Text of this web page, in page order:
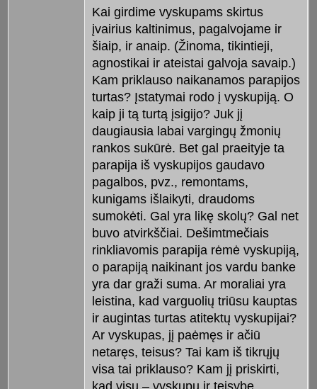
Kai girdime vyskupams skirtus
įvairius kaltinimus, pagalvojame ir
šiaip, ir anaip. (Žinoma, tikintieji,
agnostikai ir ateistai galvoja savaip.)
Kam priklauso naikanamos parapijos
turtas? Įstatymai rodo į vyskupiją. O
kaip ji tą turtą įsigijo? Juk jį
daugiausia labai vargingų žmonių
rankos sukūrė. Bet gal praeityje ta
parapija iš vyskupijos gaudavo
pagalbos, pvz., remontams,
kunigams išlaikyti, draudoms
sumokėti. Gal yra likę skolų? Gal net
buvo atvirkščiai. Dešimtmečiais
rinkliavomis parapija rėmė vyskupiją,
o parapiją naikinant jos vardu banke
yra dar graži suma. Ar moraliai yra
leistina, kad varguolių triūsu kauptas
ir augintas turtas atitektų vyskupijai?
Ar vyskupas, jį paėmęs ir ačiū
netaręs, teisus? Tai kam iš tikrųjų
visa tai priklauso? Kam jį priskirti,
kad visų – vyskupų ir teisybę